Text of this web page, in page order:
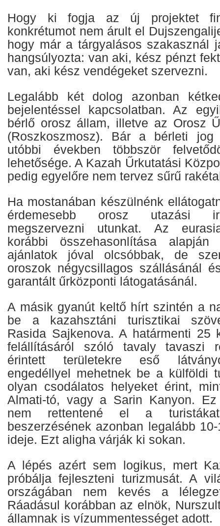
Hogy ki fogja az új projektet
konkrétumot nem árult el
hogy már a tárgyalásos szakasznál
hangsúlyozta: van aki, kész pénzt
van, aki kész vendégeket szervezni.
Legalább két dolog azonban
bejelentéssel kapcsolatban. Az
bérlő orosz állam, illetve az Orosz
(Roszkoszmosz). Bár a bérleti
utóbbi években többször
lehetősége. A Kazah Űrkutatási
pedig egyelőre nem tervez sűrű
Ha mostanában készülnénk
érdemesebb orosz utazási
megszervezni utunkat. Az
korábbi összehasonlítása
ajánlatok jóval olcsóbbak, de
oroszok négycsillagos szállásánál
garantált űrközponti látogatásánál.
A másik gyanút keltő hírt szintén a
be a kazahsztáni turisztikai
Rasida Sajkenova. A határmenti 25
felállításáról szóló tavaly tavaszi
érintett területekre eső
engedéllyel mehetnek be a külföldi
olyan csodálatos helyeket érint,
Almati-tó, vagy a Sarin Kanyon. Ez
nem rettentené el a
beszerzésének azonban legalább
ideje. Ezt aligha várják ki sokan.
A lépés azért sem logikus, mert
próbálja fejleszteni turizmusát. A
országában nem kevés a
Ráadásul korábban az elnök,
államnak is vízummentességet adott.